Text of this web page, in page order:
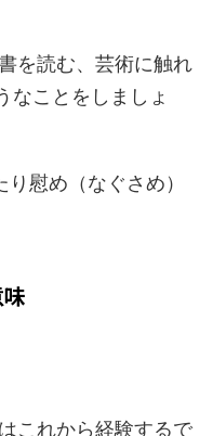
を読む、芸術に触れ
なことをしましょ
慰め（なぐさめ）
これから経験するで